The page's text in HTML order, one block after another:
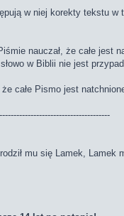
w niej korekty tekstu
nauczał, że całe jest
w Biblii nie jest
całe Pismo jest
mu się Lamek,